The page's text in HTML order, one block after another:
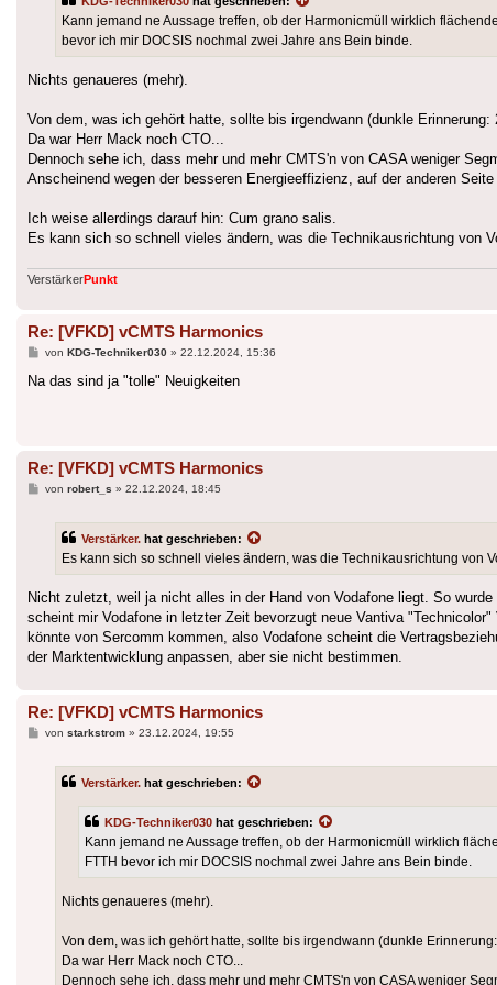
Kann jemand ne Aussage treffen, ob der Harmonicmüll wirklich
bevor ich mir DOCSIS nochmal zwei Jahre ans Bein binde.
Nichts genaueres (mehr).
Von dem, was ich gehört hatte, sollte bis irgendwann (dunkle
Da war Herr Mack noch CTO...
Dennoch sehe ich, dass mehr und mehr CMTS'n von CASA weniger
Anscheinend wegen der besseren Energieeffizienz, auf der anderen
Ich weise allerdings darauf hin: Cum grano salis.
Es kann sich so schnell vieles ändern, was die Technikausrichtung von
VerstärkerPunkt
Re: [VFKD] vCMTS Harmonics
Beitrag
von KDG-Techniker030» 22.12.2024, 15:36
Na das sind ja "tolle" Neuigkeiten
Re: [VFKD] vCMTS Harmonics
Beitrag
von robert_s » 22.12.2024, 18:45
Verstärker. hat geschrieben:
Es kann sich so schnell vieles ändern, was die Technikausrichtung von
Nicht zuletzt, weil ja nicht alles in der Hand von Vodafone liegt. So
scheint mir Vodafone in letzter Zeit bevorzugt neue Vantiva
könnte von Sercomm kommen, also Vodafone scheint die
der Marktentwicklung anpassen, aber sie nicht bestimmen.
Re: [VFKD] vCMTS Harmonics
Beitrag
von starkstrom» 23.12.2024, 19:55
Verstärker. hat geschrieben:
KDG-Techniker030 hat geschrieben:
Kann jemand ne Aussage treffen, ob der Harmonicmüll wirklich
FTTH bevor ich mir DOCSIS nochmal zwei Jahre ans Bein binde.
Nichts genaueres (mehr).
Von dem, was ich gehört hatte, sollte bis irgendwann (dunkle
Da war Herr Mack noch CTO...
Dennoch sehe ich, dass mehr und mehr CMTS'n von CASA weniger